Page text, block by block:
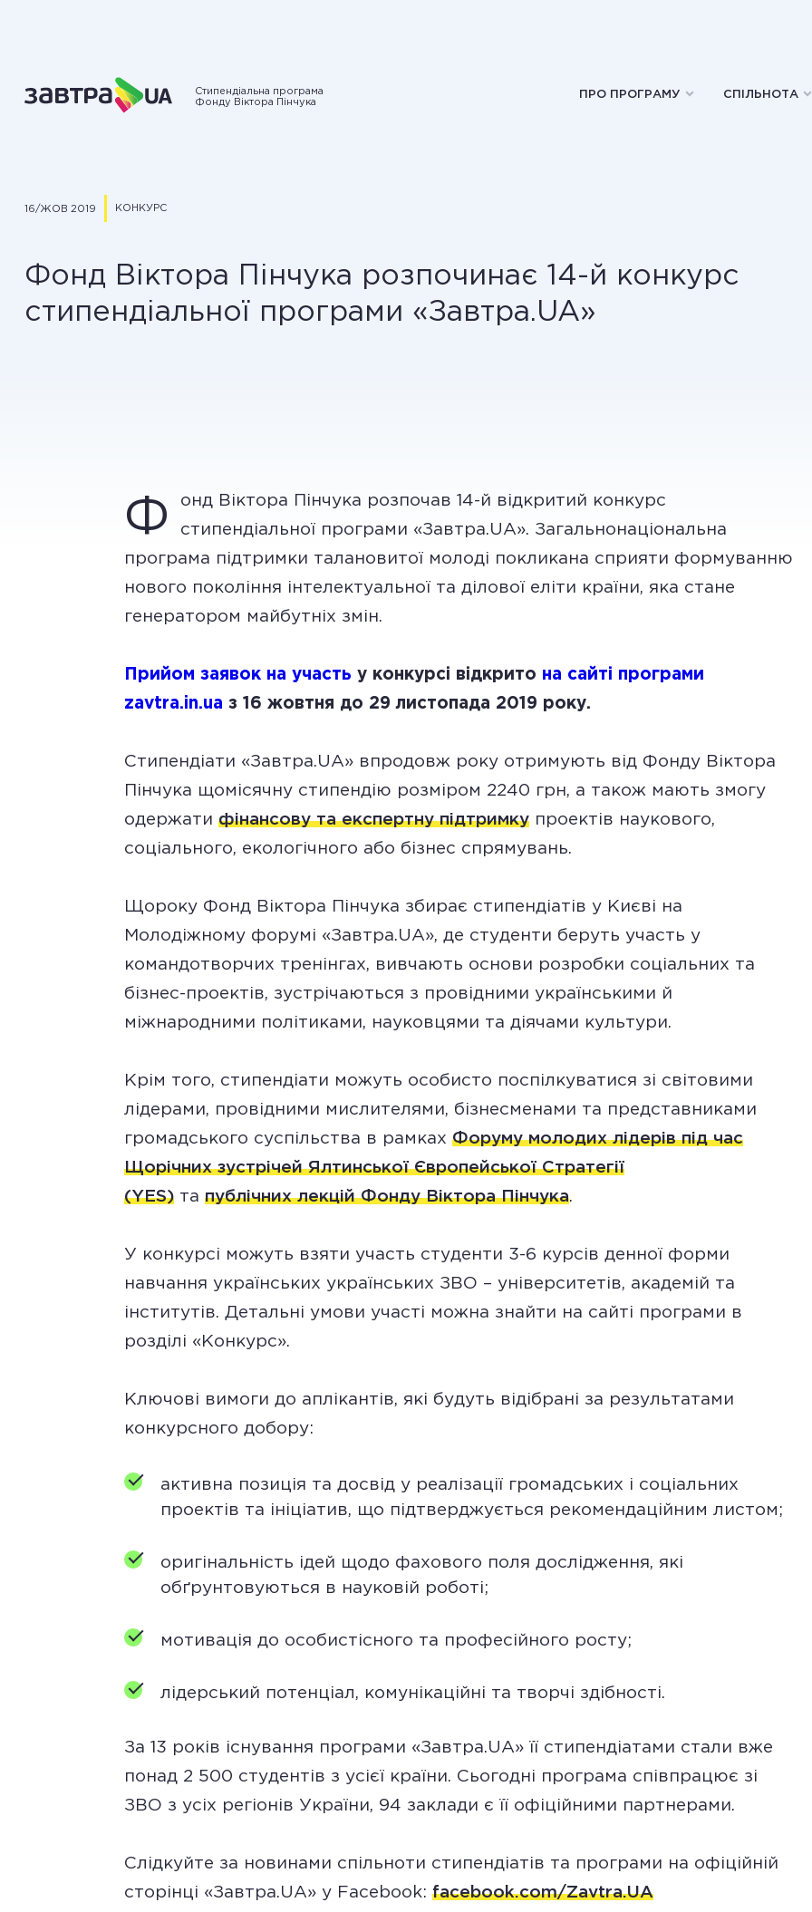
Стипендіальна програма
Фонду Віктора Пінчука
ПРО ПРОГРАМУ СПІЛЬНОТА
16/ЖОВ 2019 КОНКУРС
Фонд Віктора Пінчука розпочинає 14-й конкурс
стипендіальної програми «Завтра.UA»
Ф
онд Віктора Пінчука розпочав 14-й відкритий конкурс
стипендіальної програми «Завтра.UA». Загальнонаціональна
програма підтримки талановитої молоді покликана сприяти формуванню
нового покоління інтелектуальної та ділової еліти країни, яка стане
генератором майбутніх змін.
Прийом заявок на участь у конкурсі відкрито на сайті програми
zavtra.in.ua з 16 жовтня до 29 листопада 2019 року.
Стипендіати «Завтра.UA» впродовж року отримують від Фонду Віктора
Пінчука щомісячну стипендію розміром 2240 грн, а також мають змогу
одержати фінансову та експертну підтримку проектів наукового,
соціального, екологічного або бізнес спрямувань.
Щороку Фонд Віктора Пінчука збирає стипендіатів у Києві на
Молодіжному форумі «Завтра.UA», де студенти беруть участь у
командотворчих тренінгах, вивчають основи розробки соціальних та
бізнес-проектів, зустрічаються з провідними українськими й
міжнародними політиками, науковцями та діячами культури.
Крім того, стипендіати можуть особисто поспілкуватися зі світовими
лідерами, провідними мислителями, бізнесменами та представниками
громадського суспільства в рамках Форуму молодих лідерів під час
Щорічних зустрічей Ялтинської Європейської Стратегії
(YES) та публічних лекцій Фонду Віктора Пінчука.
У конкурсі можуть взяти участь студенти 3-6 курсів денної форми
навчання українських українських ЗВО – університетів, академій та
інститутів. Детальні умови участі можна знайти на сайті програми в
розділі «Конкурс».
Ключові вимоги до аплікантів, які будуть відібрані за результатами
конкурсного добору:
активна позиція та досвід у реалізації громадських і соціальних
проектів та ініціатив, що підтверджується рекомендаційним листом;
оригінальність ідей щодо фахового поля дослідження, які
обґрунтовуються в науковій роботі;
мотивація до особистісного та професійного росту;
лідерський потенціал, комунікаційні та творчі здібності.
За 13 років існування програми «Завтра.UA» її стипендіатами стали вже
понад 2 500 студентів з усієї країни. Сьогодні програма співпрацює зі
ЗВО з усіх регіонів України, 94 заклади є її офіційними партнерами.
Слідкуйте за новинами спільноти стипендіатів та програми на офіційній
сторінці «Завтра.UA» у Facebook: facebook.com/Zavtra.UA